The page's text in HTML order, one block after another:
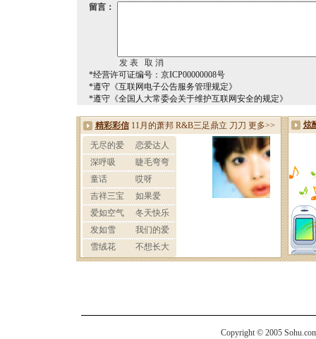
留言：
*经营许可证编号：京ICP00000008号
*遵守《互联网电子公告服务管理规定》
*遵守《全国人大常委会关于维护互联网安全的规定》
Copyright © 2005